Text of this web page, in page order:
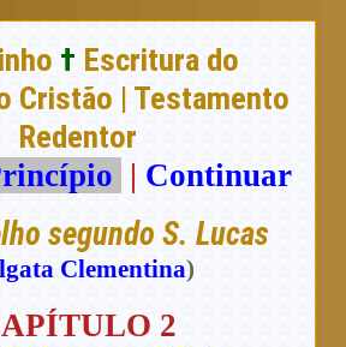
† Escritura do
Cristão | Testamento
Redentor
| Continuar
segundo S. Lucas
Clementina)
2